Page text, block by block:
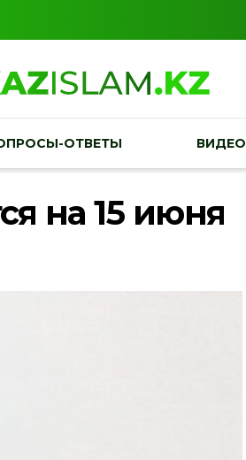
ОТВЕТЫ ВИДЕО
на 15 июня